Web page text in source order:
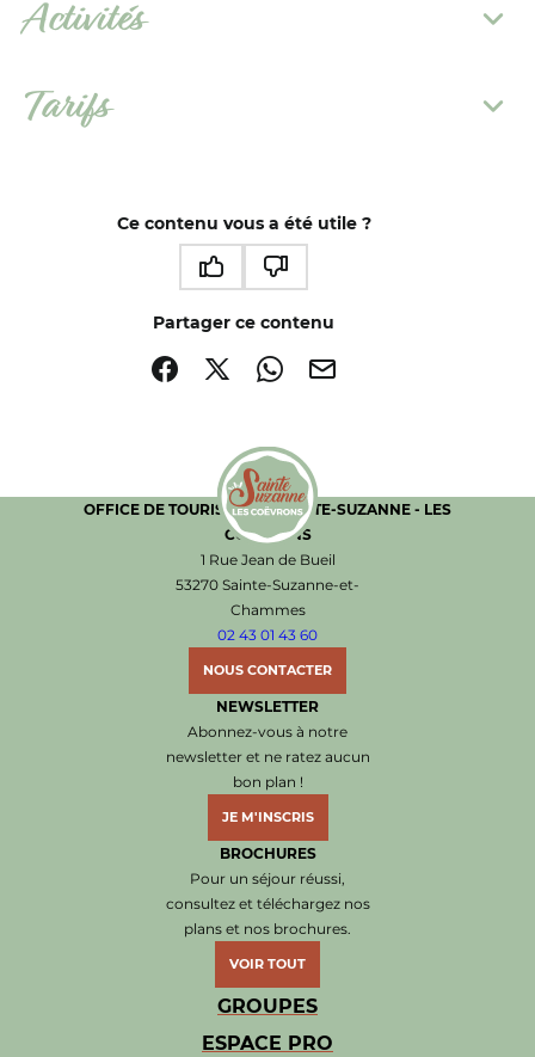
Activités
Tarifs
Ce contenu vous a été utile ?
Partager ce contenu
Partager sur Facebook (nouvelle fenêtre)
Partager sur X / Twitter (nouvelle fenêtre)
Partager sur WhatsApp
Partager par mail
Office de Tourisme de Sainte-Suzanne les
OFFICE DE TOURISME DE SAINTE-SUZANNE - LES
COËVRONS
1 Rue Jean de Bueil
53270 Sainte-Suzanne-et-
Chammes
02 43 01 43 60
NOUS CONTACTER
NEWSLETTER
Abonnez-vous à notre
newsletter et ne ratez aucun
bon plan !
JE M'INSCRIS
BROCHURES
Pour un séjour réussi,
consultez et téléchargez nos
plans et nos brochures.
VOIR TOUT
GROUPES
ESPACE PRO